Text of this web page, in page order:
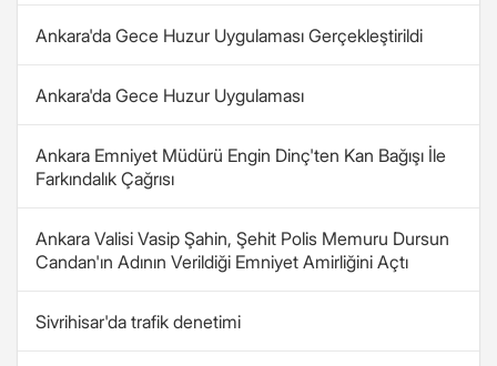
Ankara'da Gece Huzur Uygulaması Gerçekleştirildi
Ankara'da Gece Huzur Uygulaması
Ankara Emniyet Müdürü Engin Dinç'ten Kan Bağışı İle
Farkındalık Çağrısı
Ankara Valisi Vasip Şahin, Şehit Polis Memuru Dursun
Candan'ın Adının Verildiği Emniyet Amirliğini Açtı
Sivrihisar'da trafik denetimi